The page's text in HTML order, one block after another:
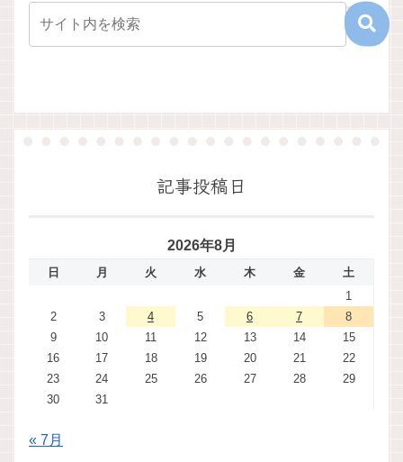
記事投稿日
2026年8月
日 月 火 水 木 金
土
1
2
3 4 5 6 7
8
9
10 11 12 13 14
15
16
17 18 19 20 21
22
23
24 25 26 27 28
29
30
31
« 7月